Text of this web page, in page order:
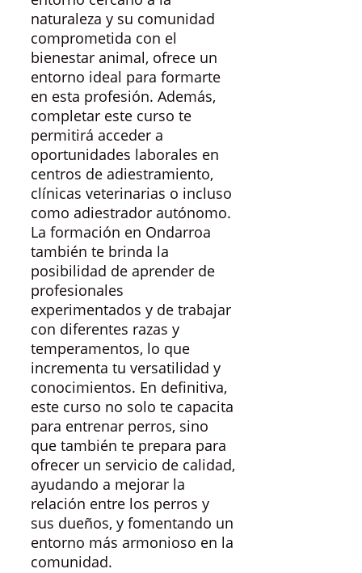
naturaleza y su comunidad
comprometida con el
bienestar animal, ofrece un
entorno ideal para formarte
en esta profesión. Además,
completar este curso te
permitirá acceder a
oportunidades laborales en
centros de adiestramiento,
clínicas veterinarias o incluso
como adiestrador autónomo.
La formación en Ondarroa
también te brinda la
posibilidad de aprender de
profesionales
experimentados y de trabajar
con diferentes razas y
temperamentos, lo que
incrementa tu versatilidad y
conocimientos. En definitiva,
este curso no solo te capacita
para entrenar perros, sino
que también te prepara para
ofrecer un servicio de calidad,
ayudando a mejorar la
relación entre los perros y
sus dueños, y fomentando un
entorno más armonioso en la
comunidad.